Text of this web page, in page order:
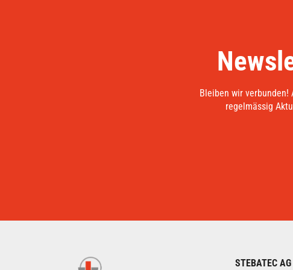
Bleiben wir verbunden!
regelmässig
STEBATEC AG